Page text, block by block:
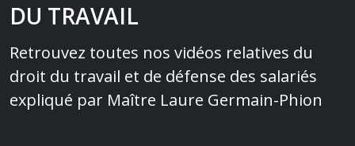
DU TRAVAIL
Retrouvez toutes nos vidéos relatives du
droit du travail et de défense des salariés
expliqué par Maître Laure Germain-Phion